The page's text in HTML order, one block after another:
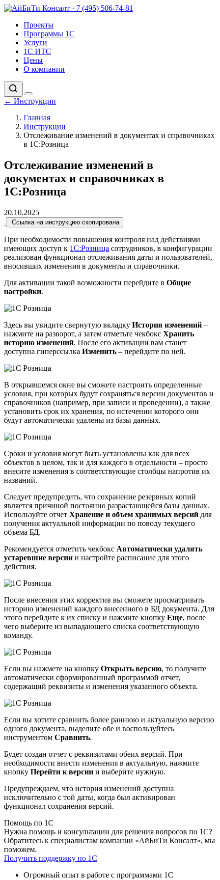
+7 (495) 506-74-81
Проекты
Программы 1С
Услуги
1С ИТС
Цены
О компании
← Инструкции
Главная
Инструкции
Отслеживание изменений в документах и справочниках
в 1С:Розница
Отслеживание изменений в
документах и справочниках в
1С:Розница
20.10.2025
Ссылка на инструкцию скопирована
При необходимости повышения контроля над действиями
имеющих доступ к 1С:Розница сотрудников, в конфигурации
реализован функционал отслеживания даты и пользователей,
вносивших изменения в документы и справочники.
Для активации такой возможности перейдите в Общие
настройки.
Здесь вы увидите свернутую вкладку История изменений –
нажмите на разворот, а затем отметьте чекбокс Хранить
историю изменений. После его активации вам станет
доступна гиперссылка Изменить – перейдите по ней.
В открывшемся окне вы сможете настроить определенные
условия, при которых будут сохраняться версии документов и
справочников (например, при записи и проведении), а также
установить срок их хранения, по истечении которого они
будут автоматически удалены из базы данных.
Сроки и условия могут быть установлены как для всех
объектов в целом, так и для каждого в отдельности – просто
внесите изменения в соответствующие столбцы напротив их
названий.
Следует предупредить, что сохранение резервных копий
является причиной постоянно разрастающейся базы данных.
Используйте отчет Хранение и объем хранимых версий для
получения актуальной информации по поводу текущего
объема БД.
Рекомендуется отметить чекбокс Автоматически удалять
устаревшие версии и настройте расписание для этого
действия.
После внесения этих корректив вы сможете просматривать
историю изменений каждого внесенного в БД документа. Для
этого перейдите к их списку и нажмите кнопку Еще, после
чего выберите из выпадающего списка соответствующую
команду.
Если вы нажмете на кнопку Открыть версию, то получите
автоматически сформированный программой отчет,
содержащий реквизиты и изменения указанного объекта.
Если вы хотите сравнить более раннюю и актуальную версию
одного документа, выделите обе и воспользуйтесь
инструментом Сравнить.
Будет создан отчет с реквизитами обеих версий. При
необходимости внести изменения в актуальную, нажмите
кнопку Перейти к версии и выберите нужную.
Предупреждаем, что история изменений доступна
исключительно с той даты, когда был активирован
функционал сохранения версий.
Помощь по 1С
Нужна помощь и консультации для решения вопросов по 1С?
Обратитесь к специалистам компании «АйБиТи Консалт», мы
поможем.
Получить поддержку по 1С
Огромный опыт в работе с программами 1С